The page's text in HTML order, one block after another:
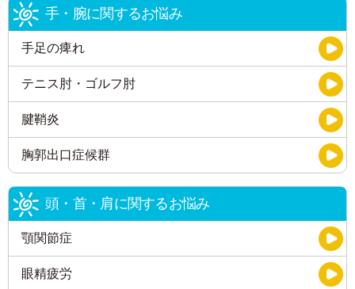
手・腕に関するお悩み
手足の痺れ
テニス肘・ゴルフ肘
腱鞘炎
胸郭出口症候群
頭・首・肩に関するお悩み
顎関節症
眼精疲労